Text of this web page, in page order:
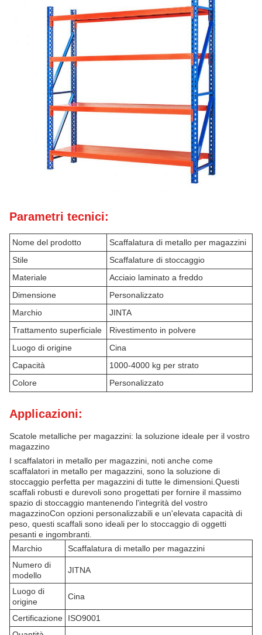
Parametri tecnici:
Nome del prodotto
Scaffalatura di metallo per magazzini
Stile
Scaffalature di stoccaggio
Materiale
Acciaio laminato a freddo
Dimensione
Personalizzato
Marchio
JINTA
Trattamento superficiale
Rivestimento in polvere
Luogo di origine
Cina
Capacità
1000-4000 kg per strato
Colore
Personalizzato
Applicazioni:
Scatole metalliche per magazzini: la soluzione ideale per il vostro
magazzino
I scaffalatori in metallo per magazzini, noti anche come
scaffalatori in metallo per magazzini, sono la soluzione di
stoccaggio perfetta per magazzini di tutte le dimensioni.Questi
scaffali robusti e durevoli sono progettati per fornire il massimo
spazio di stoccaggio mantenendo l'integrità del vostro
magazzinoCon opzioni personalizzabili e un'elevata capacità di
peso, questi scaffali sono ideali per lo stoccaggio di oggetti
pesanti e ingombranti.
Marchio
Scaffalatura di metallo per magazzini
Numero di
modello
JITNA
Luogo di
origine
Cina
Certificazione
ISO9001